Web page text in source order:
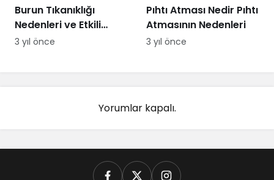
Burun Tıkanıklığı
Nedenleri ve Etkili
Çözümler
3 yıl önce
Pıhtı Atması Nedir Pıhtı
Atmasının Nedenleri
3 yıl önce
Yorumlar kapalı.